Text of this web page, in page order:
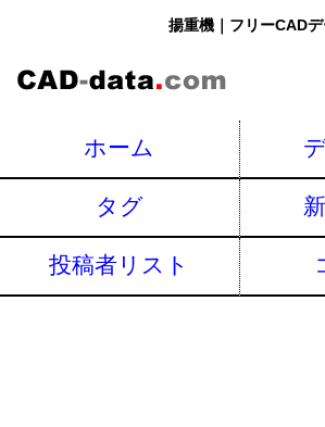
揚重機｜フリーCADデ
ホーム
タグ
投稿者リスト